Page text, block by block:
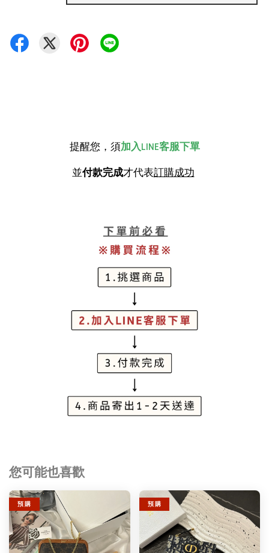
提醒您，須加入LINE客服下單
並付款完成才代表訂購成功
您可能也喜歡
預 購 預 購